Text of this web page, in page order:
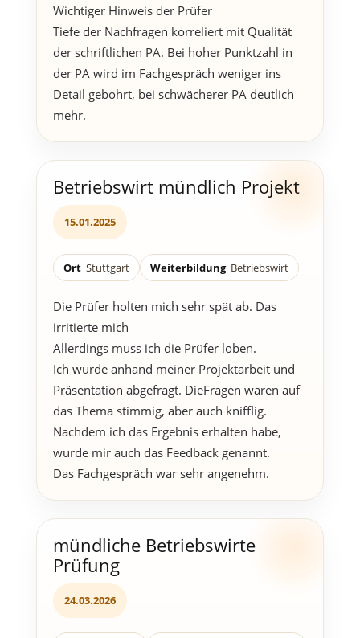
Wichtiger Hinweis der Prüfer
Tiefe der Nachfragen korreliert mit Qualität
der schriftlichen PA. Bei hoher Punktzahl in
der PA wird im Fachgespräch weniger ins
Detail gebohrt, bei schwächerer PA deutlich
mehr.
Betriebswirt mündlich Projekt
15.01.2025
Ort Stuttgart Weiterbildung Betriebswirt
Die Prüfer holten mich sehr spät ab. Das
irritierte mich
Allerdings muss ich die Prüfer loben.
Ich wurde anhand meiner Projektarbeit und
Präsentation abgefragt. DieFragen waren auf
das Thema stimmig, aber auch knifflig.
Nachdem ich das Ergebnis erhalten habe,
wurde mir auch das Feedback genannt.
Das Fachgespräch war sehr angenehm.
mündliche Betriebswirte
Prüfung
24.03.2026